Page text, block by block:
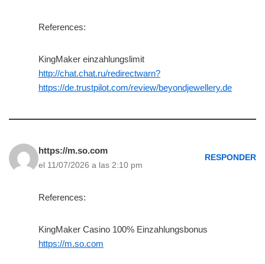
References:
KingMaker einzahlungslimit
http://chat.chat.ru/redirectwarn?
https://de.trustpilot.com/review/beyondjewellery.de
https://m.so.com
el 11/07/2026 a las 2:10 pm
RESPONDER
References:
KingMaker Casino 100% Einzahlungsbonus
https://m.so.com